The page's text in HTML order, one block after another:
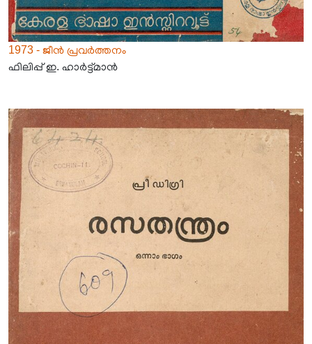
1973 - ജീൻ പ്രവർത്തനം
ഫിലിപ്പ് ഇ. ഹാർട്ട്മാൻ